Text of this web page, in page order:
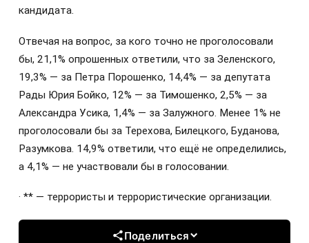
кандидата.
Отвечая на вопрос, за кого точно не проголосовали
бы, 21,1% опрошенных ответили, что за Зеленского,
19,3% — за Петра Порошенко, 14,4% — за депутата
Рады Юрия Бойко, 12% — за Тимошенко, 2,5% — за
Александра Усика, 1,4% — за Залужного. Менее 1% не
проголосовали бы за Терехова, Билецкого, Буданова,
Разумкова. 14,9% ответили, что ещё не определились,
а 4,1% — не участвовали бы в голосовании.
· ** — террористы и террористические организации.
Поделиться